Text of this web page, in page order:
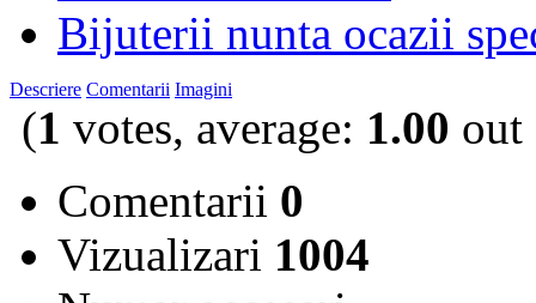
Bijuterii nunta ocazii
Descriere Comentarii Imagini
(1 votes, average: 1.00 out
Comentarii 0
Vizualizari 1004